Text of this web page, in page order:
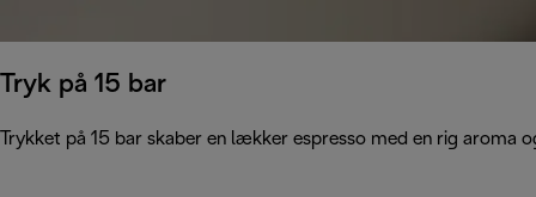
Tryk på 15 bar
Trykket på 15 bar skaber en lækker espresso med en rig aroma